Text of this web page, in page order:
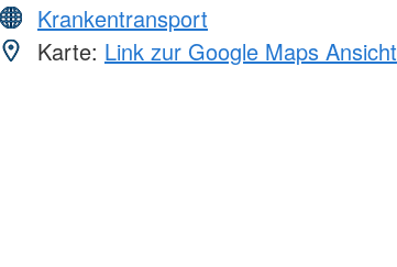
Krankentransport
Karte: Link zur Google Maps Ansicht